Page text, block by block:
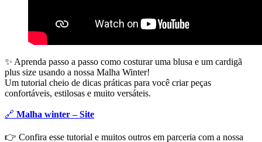
✨ Aprenda passo a passo como costurar uma blusa e um cardigã
plus size usando a nossa Malha Winter!
Um tutorial cheio de dicas práticas para você criar peças
confortáveis, estilosas e muito versáteis.
🔗 Malha winter – Site
👉 Confira esse tutorial e muitos outros em parceria com a nossa